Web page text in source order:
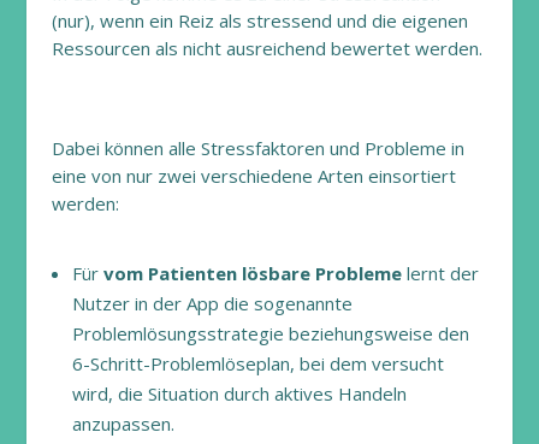
(nur), wenn ein Reiz als stressend und die eigenen
Ressourcen als nicht ausreichend bewertet werden.
Dabei können alle Stressfaktoren und Probleme in
eine von nur zwei verschiedene Arten einsortiert
werden:
Für vom Patienten lösbare Problemelernt der
Nutzer in der App die sogenannte
Problemlösungsstrategie beziehungsweise den
6-Schritt-Problemlöseplan, bei dem versucht
wird, die Situation durch aktives Handeln
anzupassen.